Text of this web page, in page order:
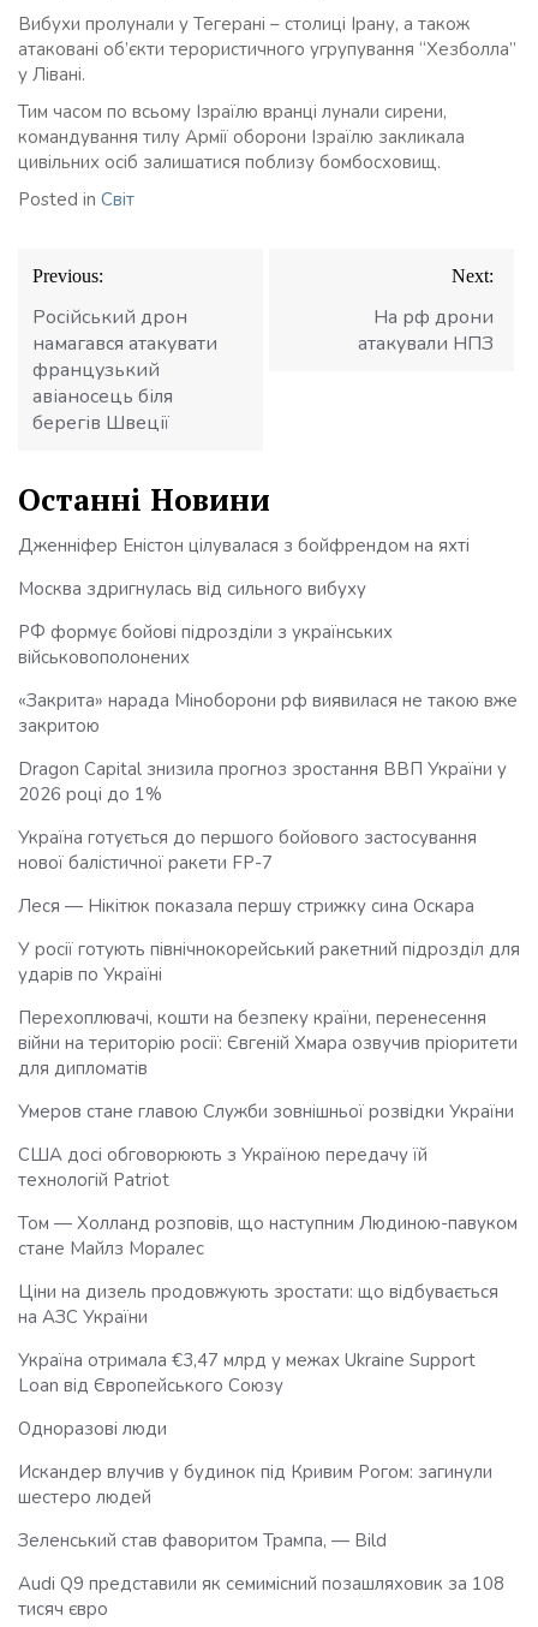
Вибухи пролунали у Тегерані – столиці Ірану, а також
атаковані об’єкти терористичного угрупування “Хезболла”
у Лівані.
Тим часом по всьому Ізраїлю вранці лунали сирени,
командування тилу Армії оборони Ізраїлю закликала
цивільних осіб залишатися поблизу бомбосховищ.
Posted in Світ
Навігація
записів
Previous:
Російський дрон
намагався атакувати
французький
авіаносець біля
берегів Швеції
Next:
На рф дрони
атакували НПЗ
Останні Новини
Дженніфер Еністон цілувалася з бойфрендом на яхті
Москва здригнулась від сильного вибуху
РФ формує бойові підрозділи з українських
військовополонених
«Закрита» нарада Міноборони рф виявилася не такою вже
закритою
Dragon Capital знизила прогноз зростання ВВП України у
2026 році до 1%
Україна готується до першого бойового застосування
нової балістичної ракети FP-7
Леся — Нікітюк показала першу стрижку сина Оскара
У росії готують північнокорейський ракетний підрозділ для
ударів по Україні
Перехоплювачі, кошти на безпеку країни, перенесення
війни на територію росії: Євгеній Хмара озвучив пріоритети
для дипломатів
Умеров стане главою Служби зовнішньої розвідки України
США досі обговорюють з Україною передачу їй
технологій Patriot
Том — Холланд розповів, що наступним Людиною-павуком
стане Майлз Моралес
Ціни на дизель продовжують зростати: що відбувається
на АЗС України
Україна отримала €3,47 млрд у межах Ukraine Support
Loan від Європейського Союзу
Одноразові люди
Искандер влучив у будинок під Кривим Рогом: загинули
шестеро людей
Зеленський став фаворитом Трампа, — Bild
Audi Q9 представили як семимісний позашляховик за 108
тисяч євро